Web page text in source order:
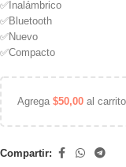
✅Inalámbrico
✅Bluetooth
✅Nuevo
✅Compacto
Agrega $50,00 al
Compartir: